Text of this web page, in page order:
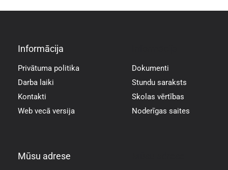
Informācija
Privātuma politika
Darba laiki
Kontakti
Web vecā versija
Dokumenti
Stundu saraksts
Skolas vērtības
Noderīgas saites
Mūsu adrese